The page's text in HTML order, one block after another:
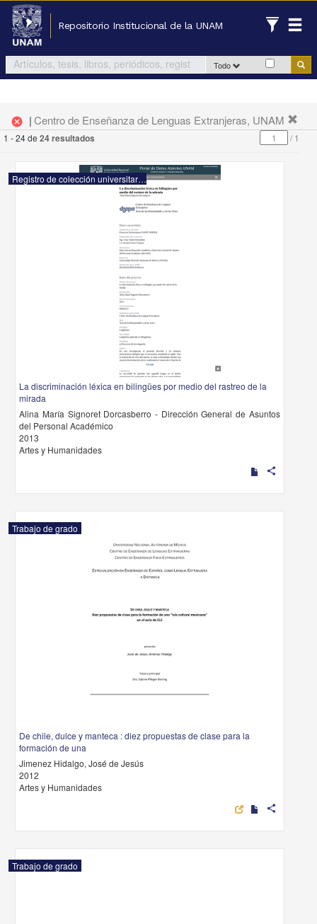
Repositorio Institucional de la UNAM
Todo
cancel |Centro de Enseñanza de Lenguas Extranjeras, UNAM
1 - 24 de 24 resultados /1
Registro de colección universitaria
La discriminación léxica en bilingües por medio del rastreo de la
mirada
Alina María Signoret Dorcasberro - Dirección General de Asuntos
del Personal Académico
2013
Artes y Humanidades
share
Trabajo de grado
De chile, dulce y manteca : diez propuestas de clase para la
formación de una
Jimenez Hidalgo, José de Jesús
2012
Artes y Humanidades
share
Trabajo de grado